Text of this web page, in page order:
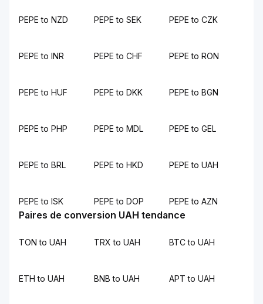
PEPE to NZD PEPE to SEK PEPE to CZK
PEPE to INR PEPE to CHF PEPE to RON
PEPE to HUF PEPE to DKK PEPE to BGN
PEPE to PHP PEPE to MDL PEPE to GEL
PEPE to BRL PEPE to HKD PEPE to UAH
PEPE to ISK PEPE to DOP PEPE to AZN
Paires de conversion UAH tendance
TON to UAH TRX to UAH BTC to UAH
ETH to UAH BNB to UAH APT to UAH